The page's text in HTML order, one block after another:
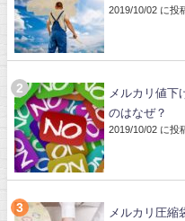
2019/10/02 に投
メルカリ値下
のはなぜ？
2019/10/02 に投
メルカリ圧縮